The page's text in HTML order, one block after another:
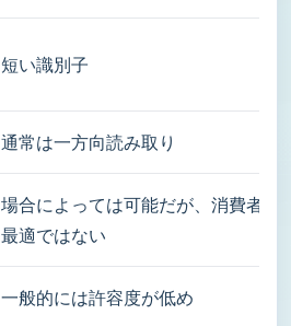
短い識別子
通常は一方向読み取り
場合によっては可能だが、消費者向
最適ではない
一般的には許容度が低め